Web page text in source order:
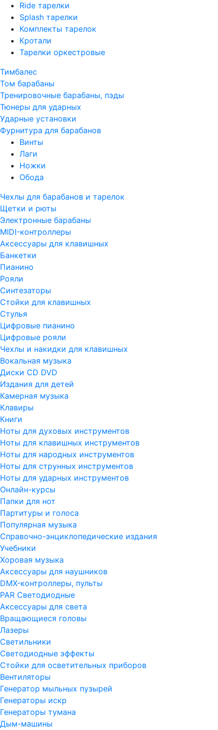
Ride тарелки
Splash тарелки
Комплекты тарелок
Кротали
Тарелки оркестровые
Тимбалес
Том барабаны
Тренировочные барабаны, пэды
Тюнеры для ударных
Ударные установки
Фурнитура для барабанов
Винты
Лаги
Ножки
Обода
Чехлы для барабанов и тарелок
Щетки и рюты
Электронные барабаны
MIDI-контроллеры
Аксессуары для клавишных
Банкетки
Пианино
Рояли
Синтезаторы
Стойки для клавишных
Стулья
Цифровые пианино
Цифровые рояли
Чехлы и накидки для клавишных
Вокальная музыка
Диски CD DVD
Издания для детей
Камерная музыка
Клавиры
Книги
Ноты для духовых инструментов
Ноты для клавишных инструментов
Ноты для народных инструментов
Ноты для струнных инструментов
Ноты для ударных инструментов
Онлайн-курсы
Папки для нот
Партитуры и голоса
Популярная музыка
Справочно-энциклопедические издания
Учебники
Хоровая музыка
Аксессуары для наушников
DMX-контроллеры, пульты
PAR Светодиодные
Аксессуары для света
Вращающиеся головы
Лазеры
Светильники
Светодиодные эффекты
Стойки для осветительных приборов
Вентиляторы
Генератор мыльных пузырей
Генераторы искр
Генераторы тумана
Дым-машины